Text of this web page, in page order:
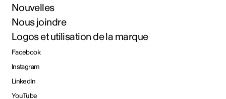
Nouvelles
Nous joindre
Logos et utilisation de la marque
Facebook
Instagram
LinkedIn
YouTube